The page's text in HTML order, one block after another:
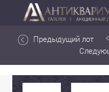
Предыдущий лот